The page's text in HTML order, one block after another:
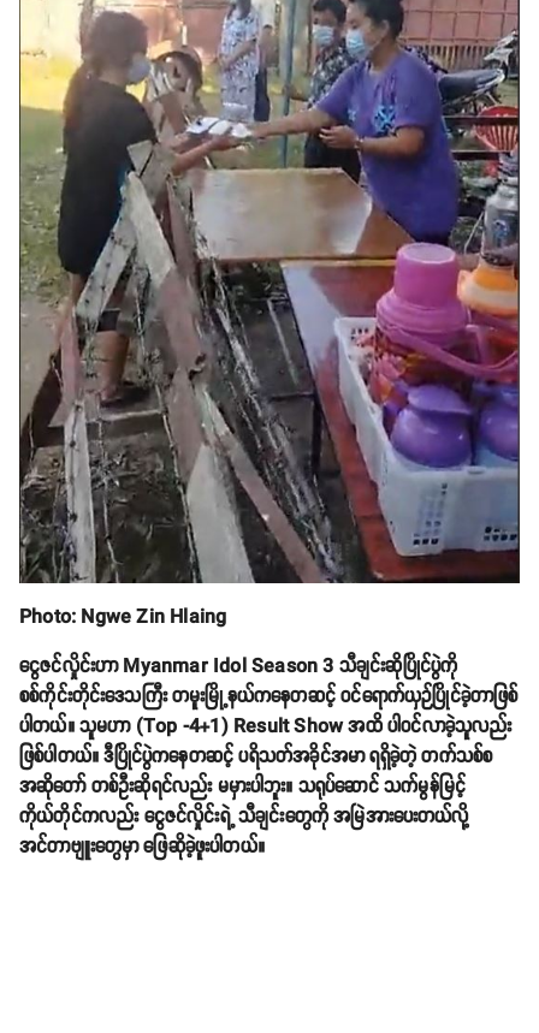
Photo: Ngwe Zin Hlaing
ငွေဇင်လှိုင်းဟာ Myanmar Idol Season 3 သီချင်းဆိုပြိုင်ပွဲကို
စစ်ကိုင်းတိုင်းဒေသကြီး တမူးမြို့နယ်ကနေတဆင့် ဝင်ရောက်ယှဉ်ပြိုင်ခဲ့တာဖြစ်
ပါတယ်။ သူမဟာ (Top -4+1) Result Show အထိ ပါဝင်လာခဲ့သူလည်း
ဖြစ်ပါတယ်။ ဒီပြိုင်ပွဲကနေတဆင့် ပရိသတ်အခိုင်အမာ ရရှိခဲ့တဲ့ တက်သစ်စ
အဆိုတော် တစ်ဦးဆိုရင်လည်း မမှားပါဘူး။ သရုပ်ဆောင် သက်မွန်မြင့်
ကိုယ်တိုင်ကလည်း ငွေဇင်လှိုင်းရဲ့ သီချင်းတွေကို အမြဲအားပေးတယ်လို့
အင်တာဗျူးတွေမှာ ဖြေဆိုခဲ့ဖူးပါတယ်။